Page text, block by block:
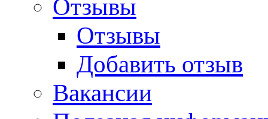
Отзывы
Отзывы
Добавить отзыв
Вакансии